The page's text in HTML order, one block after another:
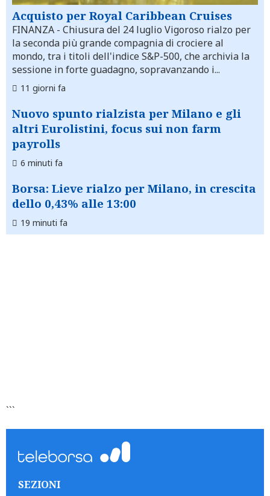
Acquisto per Royal Caribbean Cruises
FINANZA - Chiusura del 24 luglio Vigoroso rialzo per
la seconda più grande compagnia di crociere al
mondo, tra i titoli dell'indice S&P-500, che archivia la
sessione in forte guadagno, sopravanzando i...
11 giorni fa
Nuovo spunto rialzista per Milano e gli
altri Eurolistini, focus sui non farm
payrolls
6 minuti fa
Borsa: Lieve rialzo per Milano, in crescita
dello 0,43% alle 13:00
19 minuti fa
```
SEZIONI